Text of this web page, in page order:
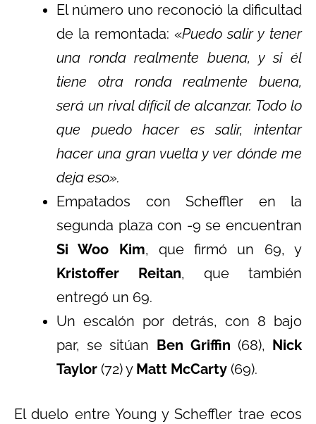
El número uno reconoció la dificultad
de la remontada: «Puedo salir y tener
una ronda realmente buena, y si él
tiene otra ronda realmente buena,
será un rival difícil de alcanzar. Todo lo
que puedo hacer es salir, intentar
hacer una gran vuelta y ver dónde me
deja eso».
Empatados con Scheffler en la
segunda plaza con -9 se encuentran
Si Woo Kim, que firmó un 69, y
Kristoffer Reitan, que también
entregó un 69.
Un escalón por detrás, con 8 bajo
par, se sitúan Ben Griffin (68), Nick
Taylor (72) y Matt McCarty (69).
El duelo entre Young y Scheffler trae ecos